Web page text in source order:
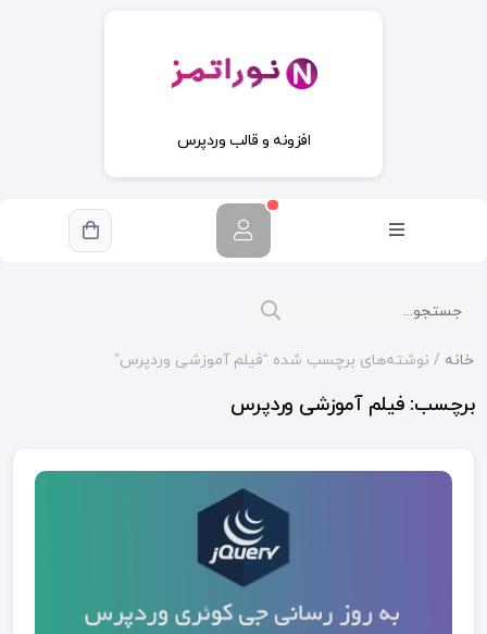
افزونه و قالب وردپرس
خانه / نوشته‌های برچسب شده “فیلم آموزشی وردپرس”
برچسب:فیلم آموزشی وردپرس